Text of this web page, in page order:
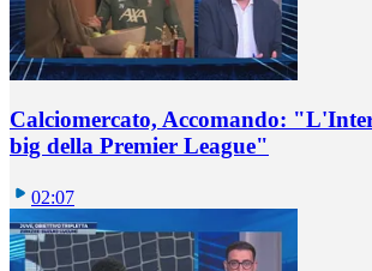
Calciomercato, Accomando:
big della Premier League"
02:07